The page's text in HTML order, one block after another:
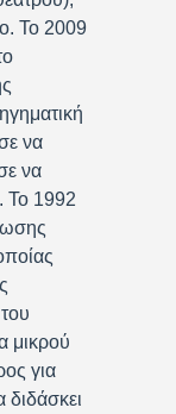
Το 2009
να
να
Το 1992
μικρού
για
διδάσκει